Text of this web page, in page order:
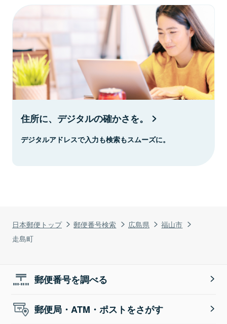
日本郵便トップ 郵便番号検索 広島県
福山市
走島町
住所に、デジタルの確かさを。
デジタルアドレスで入力も検索もスムーズに。
郵便番号を調べる
郵便局・ATM・ポストをさがす